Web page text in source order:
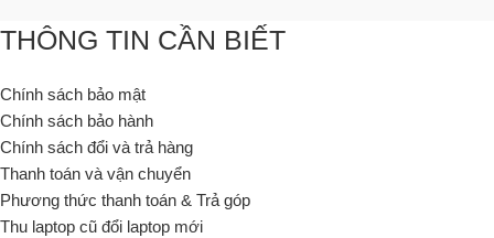
THÔNG TIN CẦN BIẾT
Chính sách bảo mật
Chính sách bảo hành
Chính sách đổi và trả hàng
Thanh toán và vận chuyển
Phương thức thanh toán & Trả góp
Thu laptop cũ đổi laptop mới